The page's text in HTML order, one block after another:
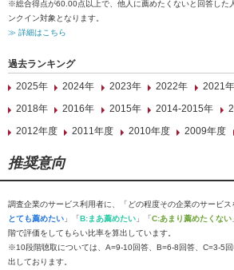
※総合得点が60.00点以上で、他人に薦めたくないと回答した
ンクイン対象となります。
≫ 詳細はこちら
過去ランキング
2025年
2024年 2023年 2022年 2021年
2018年
2016年 2015年 2014-2015年
2012年度
2011年度 2010年度 2009年度
推奨意向
調査企業のサービス利用者に、「どの程度その企業のサービ
とても薦めたい 」「B:まあ薦めたい 」「C:あまり薦めたくない
階で評価をしてもらい比率を算出しています。
※10段階聴取については、A=9-10回答、B=6-8回答、C=3-5
出しております。